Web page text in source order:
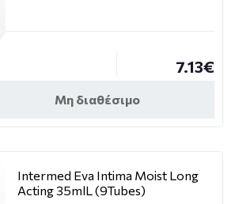
7.13€
Μη διαθέσιμο
Intermed Eva Intima Moist Long
Acting 35mlL (9Tubes)